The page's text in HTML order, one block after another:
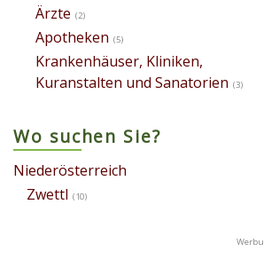
Ärzte (2)
Apotheken (5)
Krankenhäuser, Kliniken,
Kuranstalten und Sanatorien (3)
Wo suchen Sie?
Niederösterreich
Zwettl (10)